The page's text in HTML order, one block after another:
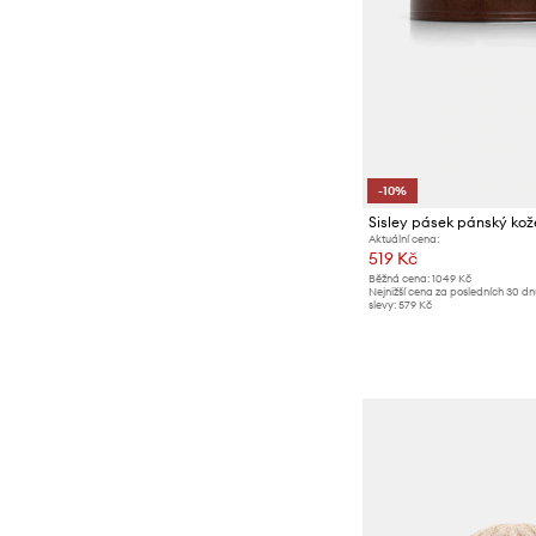
-10%
Sisley pásek pánský
Aktuální cena:
519 Kč
Běžná cena: 1049 Kč
Nejnižší cena za posledních 30
slevy: 579 Kč